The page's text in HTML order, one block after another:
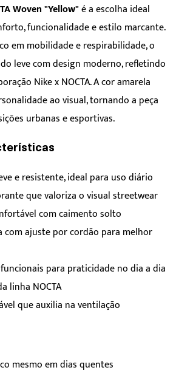
Woven "Yellow"é a escolha ideal
funcionalidade e estilo marcante.
em mobilidade e respirabilidade, o
leve com design moderno, refletindo
Nike x NOCTA. A cor amarela
ao visual, tornando a peça
urbanas e esportivas.
e resistente, ideal para uso diário
que valoriza o visual streetwear
com caimento solto
com ajuste por cordão para melhor
para praticidade no dia a dia
linha NOCTA
que auxilia na ventilação
mesmo em dias quentes